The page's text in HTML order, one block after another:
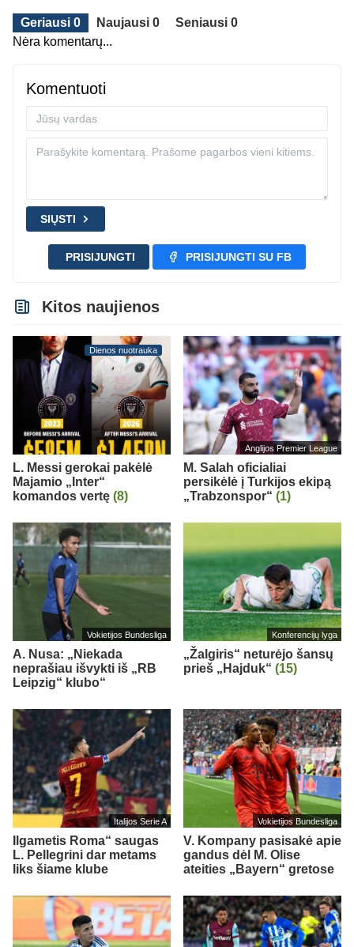
Geriausi 0 Naujausi 0
Seniausi 0
Nėra komentarų...
Komentuoti
SIŲSTI
PRISIJUNGTI PRISIJUNGTI SU FB
Kitos naujienos
Dienos nuotrauka
L. Messi gerokai pakėlė
Majamio „Inter“
komandos vertę (8)
Anglijos Premier League
M. Salah oficialiai
persikėlė į Turkijos ekipą
„Trabzonspor“ (1)
Vokietijos Bundesliga
A. Nusa: „Niekada
neprašiau išvykti iš „RB
Leipzig“ klubo“
Konferencijų lyga
„Žalgiris“ neturėjo šansų
prieš „Hajduk“ (15)
Italijos Serie A
Ilgametis Roma“ saugas
L. Pellegrini dar metams
liks šiame klube
Vokietijos Bundesliga
V. Kompany pasisakė apie
gandus dėl M. Olise
ateities „Bayern“ gretose